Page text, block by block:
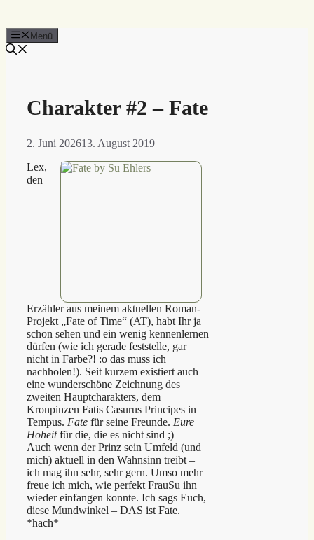
Menü
Charakter #2 – Fate
2. Juni 202613. August 2019
Lex,
den
Erzähler aus meinem aktuellen Roman-
Projekt „Fate of Time“ (AT), habt Ihr ja
schon sehen und ein wenig kennenlernen
dürfen (wie ich gerade feststelle, gar
nicht in Farbe?! :o das muss ich
nachholen!). Seit kurzem existiert auch
eine wunderschöne Zeichnung des
zweiten Hauptcharakters, dem
Kronpinzen Fatis Casurus Principes in
Tempus. Fate für seine Freunde. Eure
Hoheitfür die, die es nicht sind ;)
Auch wenn der Prinz sein Umfeld (und
mich) aktuell in den Wahnsinn treibt –
ich mag ihn sehr, sehr gern. Umso mehr
freue ich mich, wie perfekt FrauSu ihn
wieder einfangen konnte. Ich sags Euch,
diese Mundwinkel – DAS ist Fate.
*hach*